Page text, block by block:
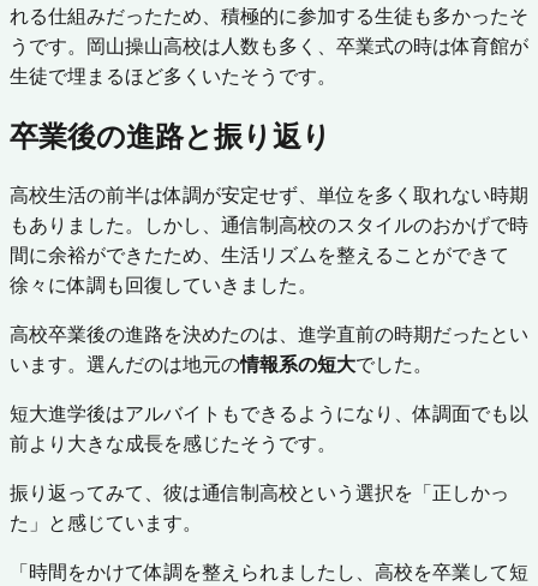
れる仕組みだったため、積極的に参加する生徒も多かったそ
うです。岡山操山高校は人数も多く、卒業式の時は体育館が
生徒で埋まるほど多くいたそうです。
卒業後の進路と振り返り
高校生活の前半は体調が安定せず、単位を多く取れない時期
もありました。しかし、通信制高校のスタイルのおかげで時
間に余裕ができたため、生活リズムを整えることができて
徐々に体調も回復していきました。
高校卒業後の進路を決めたのは、進学直前の時期だったとい
います。選んだのは地元の情報系の短大でした。
短大進学後はアルバイトもできるようになり、体調面でも以
前より大きな成長を感じたそうです。
振り返ってみて、彼は通信制高校という選択を「正しかっ
た」と感じています。
「時間をかけて体調を整えられましたし、高校を卒業して短